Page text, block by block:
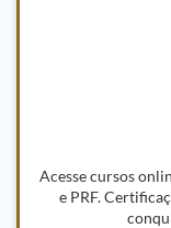
Acesse cursos
e PRF.